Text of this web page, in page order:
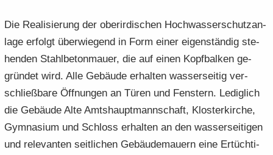
Die Rea­li­sie­rung der ober­ir­di­schen Hoch­was­ser­schutz­an­
la­ge er­folgt über­wie­gend in Form einer ei­gen­stän­dig ste­
hen­den Stahl­be­ton­mau­er, die auf einen Kopf­bal­ken ge­
grün­det wird. Alle Ge­bäu­de er­hal­ten was­ser­sei­tig ver­
schließ­ba­re Öff­nun­gen an Türen und Fens­tern. Le­dig­lich
die Ge­bäu­de Alte Amts­haupt­mann­schaft, Klos­ter­kir­che,
Gym­na­si­um und Schloss er­hal­ten an den was­ser­sei­ti­gen
und re­le­van­ten seit­li­chen Ge­bäu­de­mau­ern eine Er­tüch­ti­